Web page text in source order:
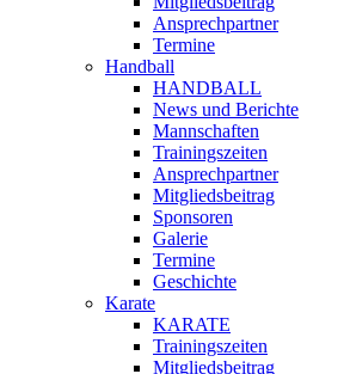
Ansprechpartner
Termine
Handball
HANDBALL
News und Berichte
Mannschaften
Trainingszeiten
Ansprechpartner
Mitgliedsbeitrag
Sponsoren
Galerie
Termine
Geschichte
Karate
KARATE
Trainingszeiten
Mitgliedsbeitrag